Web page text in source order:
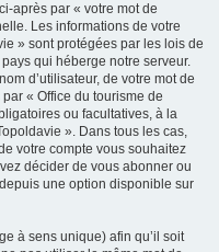
après par « votre mot de
Les informations de votre
» sont protégées par les lois de
qui héberge notre serveur.
d’utilisateur, de votre mot de
« Office du tourisme de
ou facultatives, à la
». Dans tous les cas,
votre compte vous souhaitez
décider de vous abonner ou
une option disponible sur
à sens unique) afin qu’il soit